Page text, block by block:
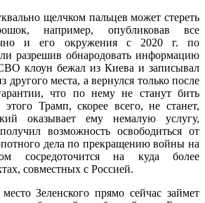
щелчком пальцев может стереть
например, опубликовав все
и его окружения с 2020 г. по
разрешив обнародовать информацию
клоун бежал из Киева и записывал
другого места, а вернулся только после
что по нему не станут бить
Трамп, скорее всего, не станет,
оказывает ему немалую услугу,
возможность освободиться от
дела по прекращению войны на
сосредоточится на куда более
совместных с Россией.
Зеленского прямо сейчас займет